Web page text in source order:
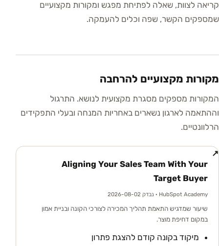
קריאה לצוות, שאלה לפתיחת מפגש ומקורות מקצועיים
שמספקים הקשר, שפה וכלים להעמקה.
מקורות מקצועיים להרחבה
המקורות מספקים מסגרת מקצועית לנושא. התרגול
וההתאמה לארגון נשארים באחריות המנחה ובעלי התפקידים
הרלוונטיים.
Aligning Your Sales Team With Your
Target Buyer
HubSpot Academy · נבדק 2026-08-02
שיעור שמדגיש התאמת תהליך המכירה לצורכי הקונה ובניית אמון
במקום דחיפת מוצר.
מיקוד בקונה קודם להצגת פתרון
↗